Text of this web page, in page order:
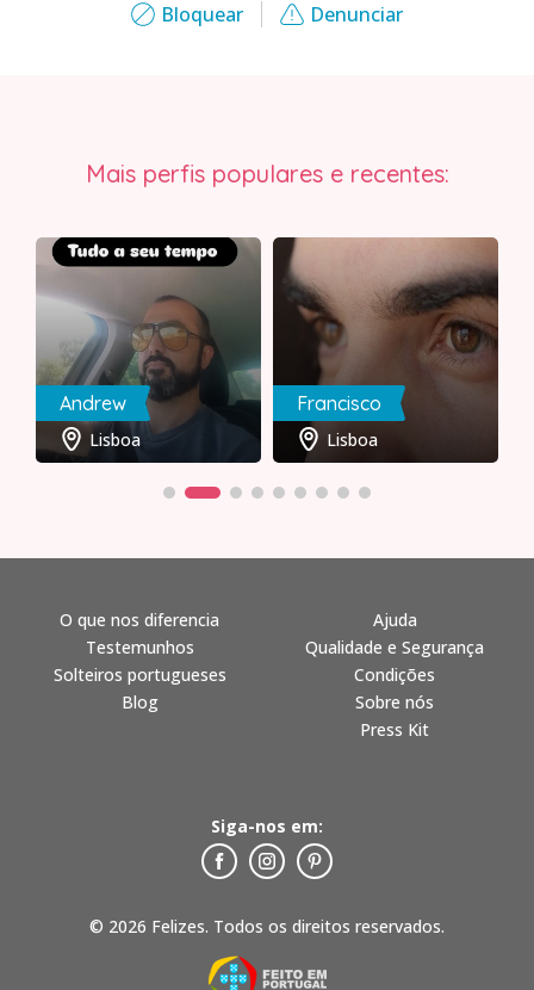
Bloquear Denunciar
Mais perfis populares e recentes:
Andrew
Lisboa
Francisco
Lisboa
© 2026 Felizes. Todos os direitos reservados.
O que nos diferencia
Testemunhos
Solteiros portugueses
Blog
Ajuda
Qualidade e Segurança
Condições
Sobre nós
Press Kit
Siga-nos em: